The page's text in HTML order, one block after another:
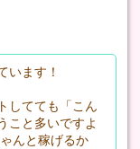
います！
してても「こん
こと多いですよ
んと稼げるか